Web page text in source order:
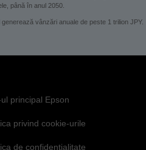
până în anul 2050.
vânzări anuale de peste 1 trilion JPY.
principal Epson
privind cookie-urile
de confidențialitate